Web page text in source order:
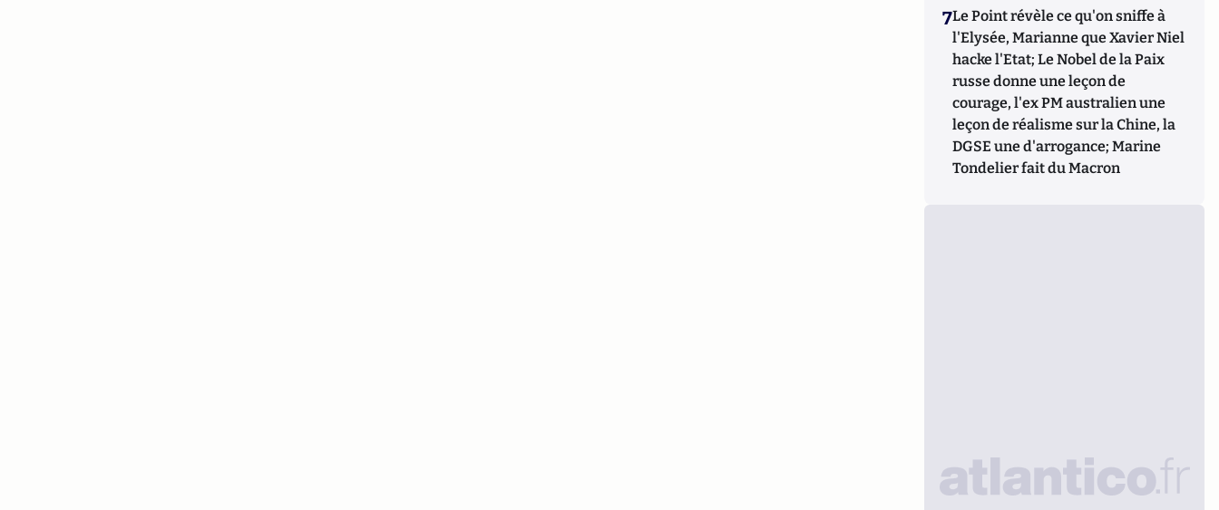
7Le Point révèle ce qu'on sniffe à
l'Elysée, Marianne que Xavier Niel
hacke l'Etat; Le Nobel de la Paix
russe donne une leçon de
courage, l'ex PM australien une
leçon de réalisme sur la Chine, la
DGSE une d'arrogance; Marine
Tondelier fait du Macron